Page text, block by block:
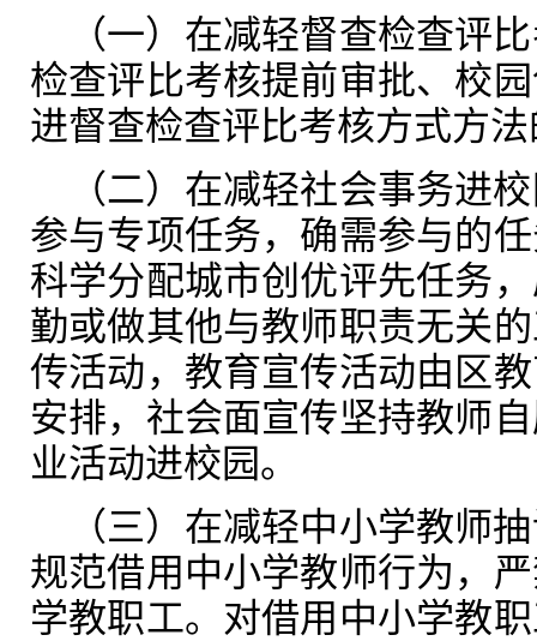
（一）在减轻督查检查评
检查评比考核提前审批、校
进督查检查评比考核方式方
（二）在减轻社会事务进
参与专项任务，确需参与的
科学分配城市创优评先任务
勤或做其他与教师职责无关
传活动，教育宣传活动由区
安排，社会面宣传坚持教师
业活动进校园。
（三）在减轻中小学教师
规范借用中小学教师行为，
学教职工。对借用中小学教